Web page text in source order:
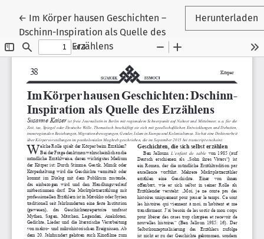
← Zu Artikeldetails zurückkehren
Im Körper hausen Geschichten –
Dschinn-Inspiration als Quelle des
Erzählens
Herunterladen